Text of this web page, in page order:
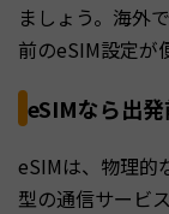
ましょう。海外
前のeSIM設定が
eSIMなら出
eSIMは、物理的
型の通信サービ